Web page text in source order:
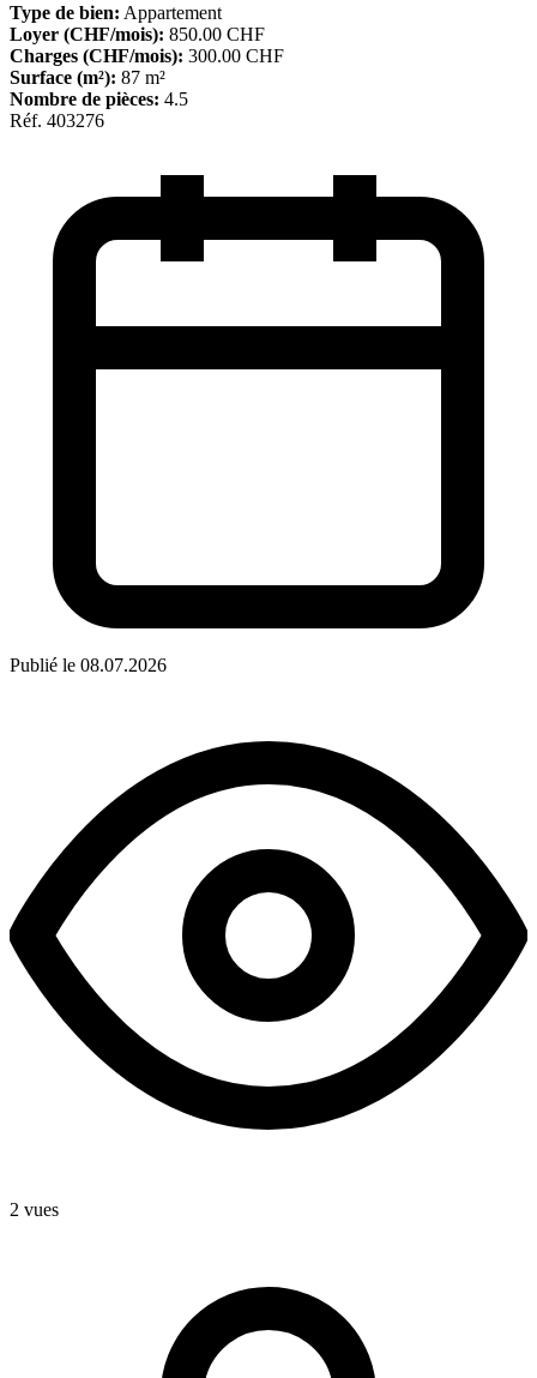
Type de bien: Appartement
Loyer (CHF/mois): 850.00 CHF
Charges (CHF/mois): 300.00 CHF
Surface (m²): 87 m²
Nombre de pièces: 4.5
Réf. 403276
Publié le 08.07.2026
2 vues